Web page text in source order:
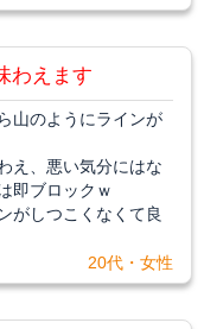
わえます
山のようにラインが
え、悪い気分にはな
即ブロックｗ
がしつこくなくて良
20代・女性